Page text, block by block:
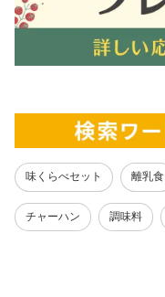
味くらべセット 離乳食
チャーハン 調味料